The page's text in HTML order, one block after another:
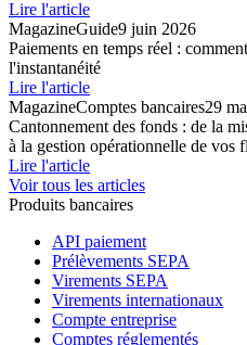
Lire l'article
MagazineGuide9 juin 2026
Paiements en temps réel :
l'instantanéité
Lire l'article
MagazineComptes bancaires29
Cantonnement des fonds : de la
à la gestion opérationnelle de vos
Lire l'article
Voir tous les articles
Produits bancaires
API paiement
Prélèvements SEPA
Virements SEPA
Virements internationaux
Compte entreprise
Comptes réglementés